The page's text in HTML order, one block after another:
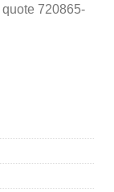
720865-
management